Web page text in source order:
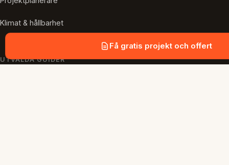
Klimat & hållbarhet
UTVALDA GUIDER
Få gratis projekt och offert